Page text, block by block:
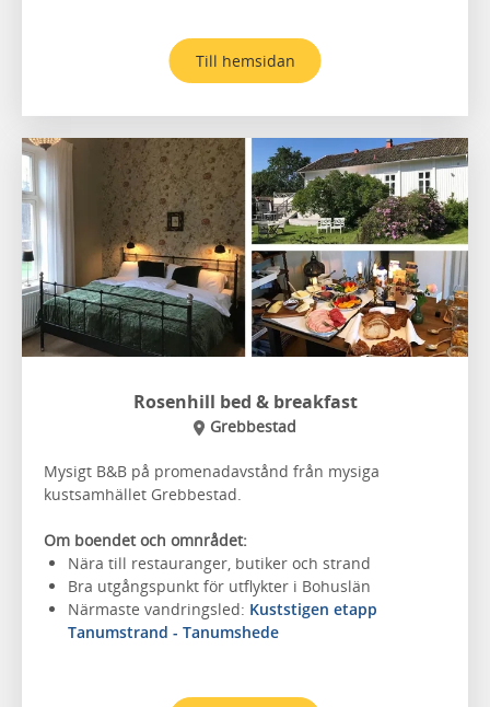
Till hemsidan
Rosenhill bed & breakfast
Grebbestad
Mysigt B&B på promenadavstånd från mysiga
kustsamhället Grebbestad.
Om boendet och omnrådet:
Nära till restauranger, butiker och strand
Bra utgångspunkt för utflykter i Bohuslän
Närmaste vandringsled: Kuststigen etapp
Tanumstrand - Tanumshede